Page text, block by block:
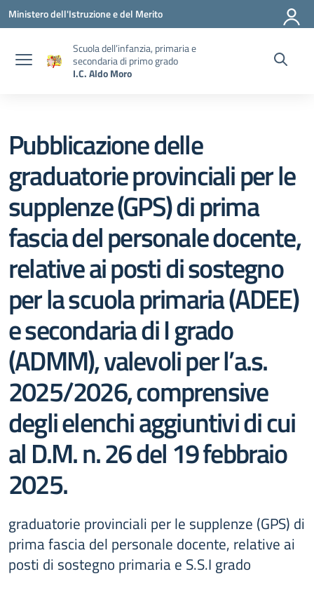
Vai ai contenuti
Vai al menu di navigazione
Vai al footer
Ministero dell'Istruzione e del Merito
Scuola dell’infanzia, primaria e
secondaria di primo grado
I.C. Aldo Moro
Pubblicazione delle
graduatorie provinciali per le
supplenze (GPS) di prima
fascia del personale docente,
relative ai posti di sostegno
per la scuola primaria (ADEE)
e secondaria di I grado
(ADMM), valevoli per l’a.s.
2025/2026, comprensive
degli elenchi aggiuntivi di cui
al D.M. n. 26 del 19 febbraio
2025.
graduatorie provinciali per le supplenze (GPS) di
prima fascia del personale docente, relative ai
posti di sostegno primaria e S.S.I grado